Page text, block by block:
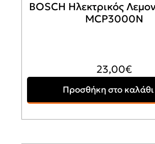
BOSCH Ηλεκτρικός
MCP3000N
23,00€
Προσθήκη στο καλάθι